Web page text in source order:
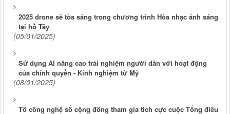
2025 drone sẽ tỏa sáng trong chương trình Hòa nhạc ánh sáng
tại hồ Tây
(05/01/2025)
Sử dụng AI nâng cao trải nghiệm người dân với hoạt động
của chính quyền - Kinh nghiệm từ Mỹ
(08/01/2025)
Tổ công nghệ số cộng đồng tham gia tích cực cuộc Tổng điều